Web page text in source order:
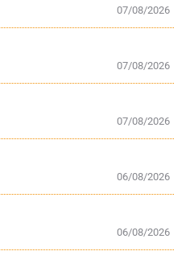
07/08/2026
07/08/2026
07/08/2026
06/08/2026
06/08/2026